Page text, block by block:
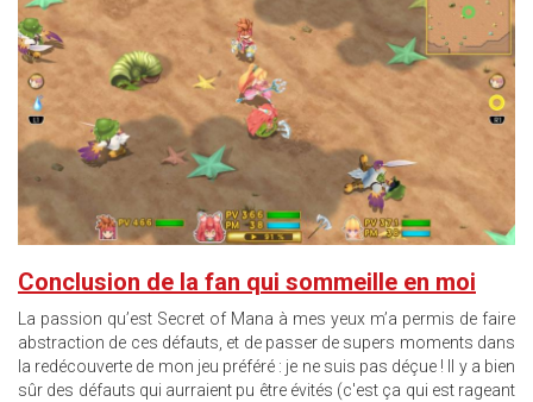
Conclusion de la fan qui sommeille en moi
La passion qu’est Secret of Mana à mes yeux m’a permis de faire
abstraction de ces défauts, et de passer de supers moments dans
la redécouverte de mon jeu préféré : je ne suis pas déçue ! Il y a bien
sûr des défauts qui aurraient pu être évités (c'est ça qui est rageant